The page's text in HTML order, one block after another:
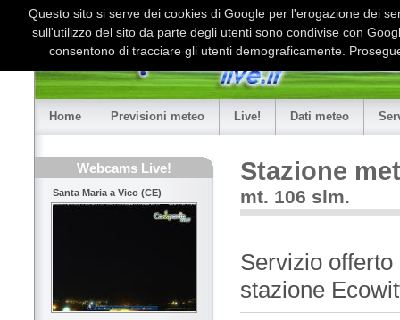
Home Previsioni meteo Live! Dati meteo
Webcams Live!
Santa Maria a Vico (CE)
Stazione
mt. 106 slm.
Servizio
stazione
Questo sito si serve dei cookies di Google per l'erogazione dei
sull'utilizzo del sito da parte degli utenti sono condivise con
consentono di tracciare gli utenti demograficamente.